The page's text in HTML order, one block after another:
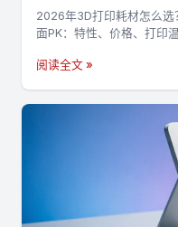
2026年3D打印耗材怎么
面PK：特性、价格、打印
阅读全文 »